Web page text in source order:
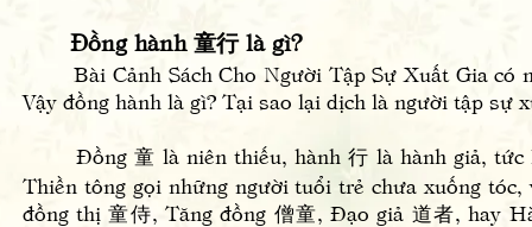
Đồng hành 童行 là gì?
Bài Cảnh Sách Cho Người Tập Sự Xuất Gia có
Vậy đồng hành là gì? Tại sao lại dịch là người tập sự
Đồng 童 là niên thiếu, hành 行 là hành giả, tức
Thiền tông gọi những người tuổi trẻ chưa xuống
đồng thị 童侍, Tăng đồng 僧童, Đạo giả 道者, hay